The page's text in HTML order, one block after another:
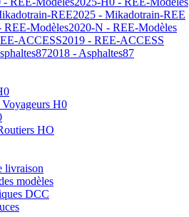
2025 - Mikadotrain-REE
2020-N - REE-Modèles
2019 - REE-ACCESS
2018 - Asphaltes87
H0
HO
livraison
modèles
DCC